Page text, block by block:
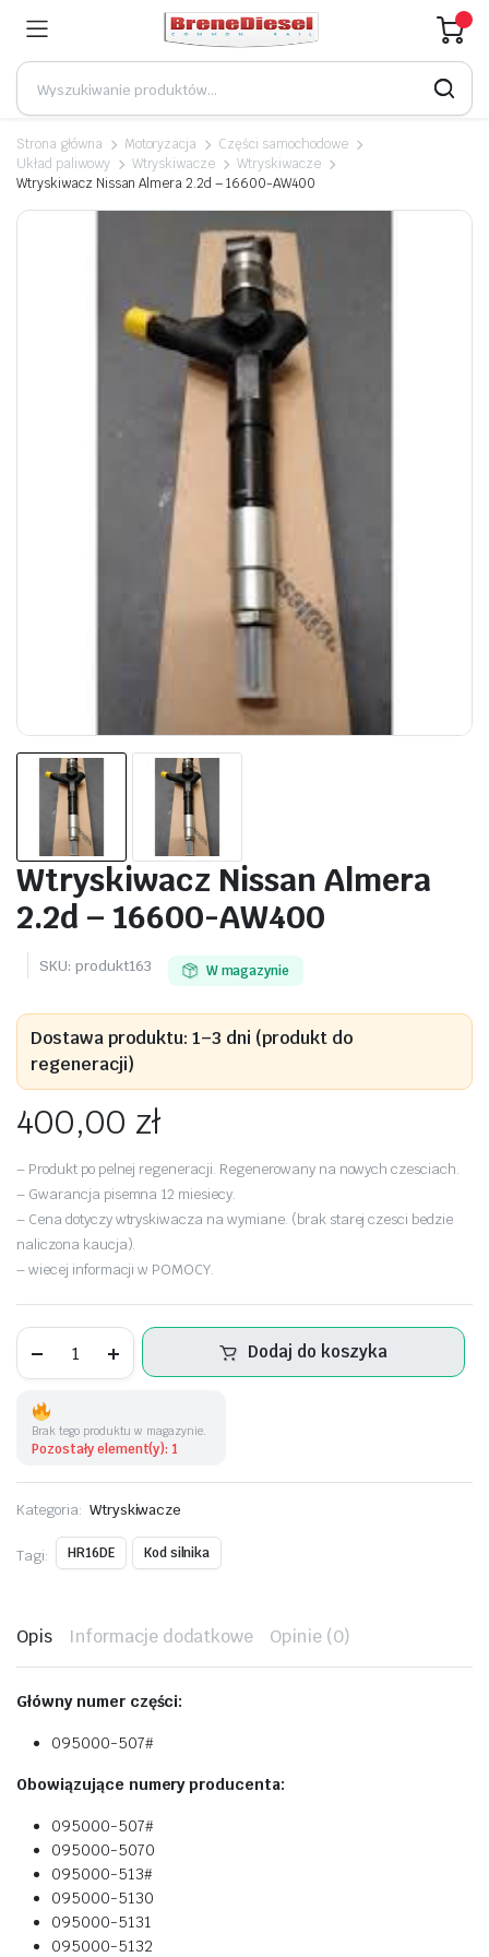
Strona główna Motoryzacja
Części samochodowe
Układ paliwowy
Wtryskiwacze
Wtryskiwacze
Wtryskiwacz Nissan Almera 2.2d – 16600-AW400
Wtryskiwacz Nissan Almera
2.2d – 16600-AW400
SKU: produkt163 W magazynie
Dostawa produktu: 1–3 dni (produkt do
regeneracji)
400,00 zł
– Produkt po pelnej regeneracji. Regenerowany na nowych czesciach.
– Gwarancja pisemna 12 miesiecy.
– Cena dotyczy wtryskiwacza na wymiane. (brak starej czesci bedzie
naliczona kaucja).
– wiecej informacji w POMOCY.
Wtryskiwacz
Nissan
Almera
16600-
AW400
Dodaj do koszyka
Brak tego produktu w magazynie.
Pozostały element(y): 1
Kategoria: Wtryskiwacze
Tagi: HR16DE Kod silnika
Opis Informacje dodatkowe Opinie (0)
Główny numer części:
095000-507#
Obowiązujące numery producenta:
095000-507#
095000-5070
095000-513#
095000-5130
095000-5131
095000-5132